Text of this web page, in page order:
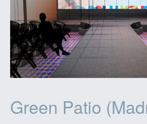
Green Patio